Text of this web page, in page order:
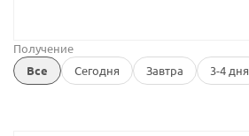
Получение
Все
Сегодня Завтра 3-4 дня